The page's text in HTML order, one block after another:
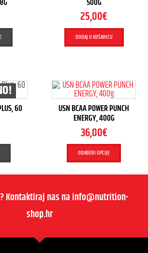
25,00€
DODAJ U KOŠARICU
60 USN BCAA POWER PUNCH
ENERGY, 400G
36,00€
ODABERI OPCIJE
Kontaktiraj nas na info@nutrition-
shop.hr